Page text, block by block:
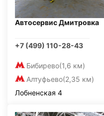
Автосервис Дмитровка
+7 (499) 110-28-43
Бибирево(1,6 км)
Алтуфьево(2,35 км)
Лобненская 4